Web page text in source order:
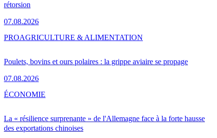
rétorsion
07.08.2026
Poulets, bovins et ours polaires : la grippe aviaire se propage
07.08.2026
PROAGRICULTURE & ALIMENTATION
La « résilience surprenante » de l'Allemagne face à la forte hausse
des exportations chinoises
ÉCONOMIE